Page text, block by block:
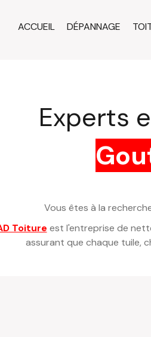
ACCUEIL DÉPANNAGE
Experts
Vous êtes à la
Toiture est l'entreprise de
assurant que chaque tuile,